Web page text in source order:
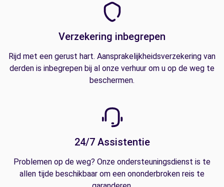
Verzekering inbegrepen
Rijd met een gerust hart. Aansprakelijkheidsverzekering van
derden is inbegrepen bij al onze verhuur om u op de weg te
beschermen.
24/7 Assistentie
Problemen op de weg? Onze ondersteuningsdienst is te
allen tijde beschikbaar om een ononderbroken reis te